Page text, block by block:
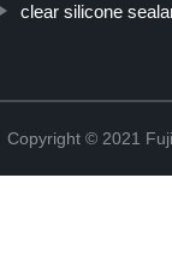
clear silicone
Copyright © 2021